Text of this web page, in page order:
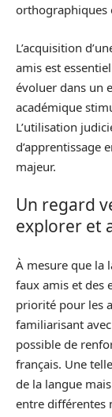
orthographiques
L’acquisition
amis est
évoluer dans un
académique
L’utilisation
d’apprentissage
majeur.
Un regard
explorer et
À mesure que la
faux amis et des
priorité pour les
familiarisant
possible de
français. Une
de la langue
entre différentes